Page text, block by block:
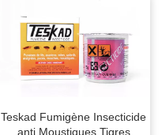
Teskad Fumigène Insecticide
anti Moustiques Tigres